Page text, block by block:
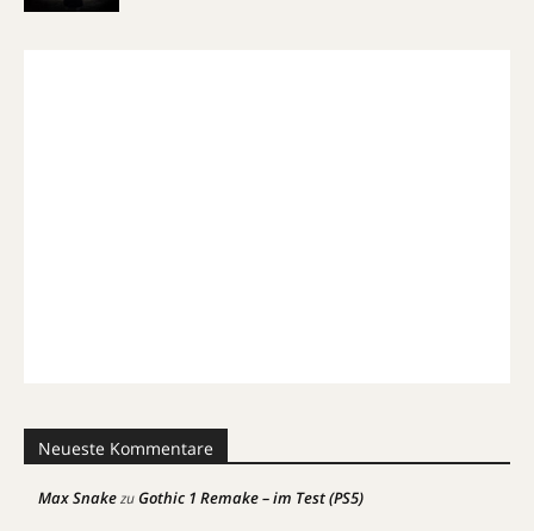
Neueste Kommentare
Max SnakezuGothic 1 Remake – im Test (PS5)